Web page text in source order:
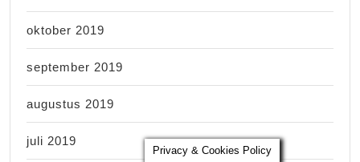
oktober 2019
september 2019
augustus 2019
juli 2019
Privacy & Cookies Policy